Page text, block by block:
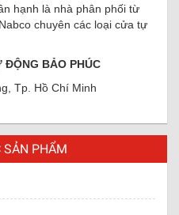
hạnh là nhà phân phối từ
chuyên các loại cửa tự
ĐỘNG BẢO PHÚC
Tp. Hồ Chí Minh
SẢN PHẨM